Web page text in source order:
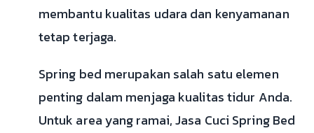
membantu kualitas udara dan kenyamanan
tetap terjaga.
Spring bed merupakan salah satu elemen
penting dalam menjaga kualitas tidur Anda.
Untuk area yang ramai, Jasa Cuci Spring Bed